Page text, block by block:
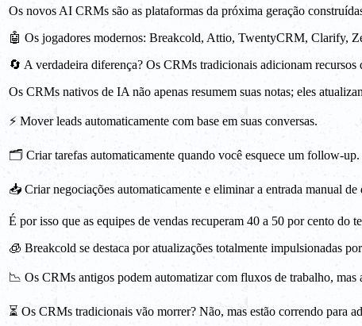
Os novos AI CRMs são as plataformas da próxima geração
🤖 Os jogadores modernos: Breakcold, Attio, TwentyCRM, Clarify,
🔄 A verdadeira diferença? Os CRMs tradicionais adicionam
Os CRMs nativos de IA não apenas resumem suas notas; eles
⚡ Mover leads automaticamente com base em suas conversas.
🗂️ Criar tarefas automaticamente quando você esquece um follow-up.
📥 Criar negociações automaticamente e eliminar a entrada manual de
É por isso que as equipes de vendas recuperam 40 a 50 por cento do
🧊 Breakcold se destaca por atualizações totalmente impulsionadas
📉 Os CRMs antigos podem automatizar com fluxos de trabalho,
⏳ Os CRMs tradicionais vão morrer? Não, mas estão correndo para